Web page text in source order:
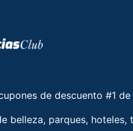
de descuento #1 de
belleza, parques,